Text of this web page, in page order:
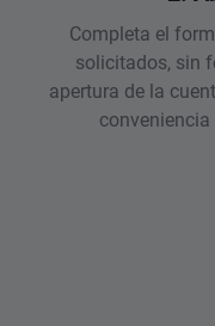
Completa el
solicitados, sin
apertura de la